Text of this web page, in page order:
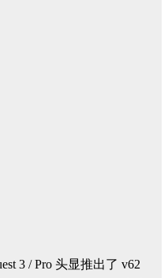
3 / Pro 头显推出了 v62